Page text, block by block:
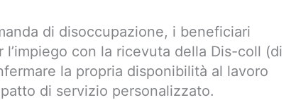
di disoccupazione, i beneficiari
con la ricevuta della Dis-coll (di
la propria disponibilità al lavoro
di servizio personalizzato.